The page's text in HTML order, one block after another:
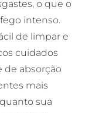
o que o
intenso.
de limpar e
cuidados
de absorção
mais
sua